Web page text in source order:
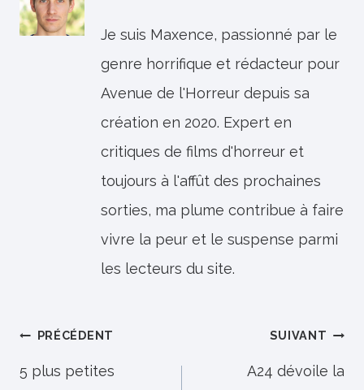
Je suis Maxence, passionné par le
genre horrifique et rédacteur pour
Avenue de l'Horreur depuis sa
création en 2020. Expert en
critiques de films d'horreur et
toujours à l'affût des prochaines
sorties, ma plume contribue à faire
vivre la peur et le suspense parmi
les lecteurs du site.
Navigation
de
PRÉCÉDENT
5 plus petites
SUIVANT
A24 dévoile la